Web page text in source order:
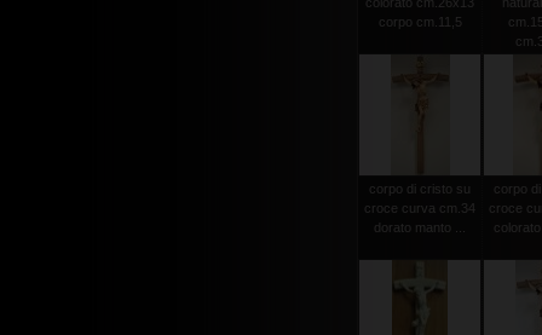
corpo cm.11,5
corpo di cristo su
croce curva cm.34
dorato manto ...
corpo
croce